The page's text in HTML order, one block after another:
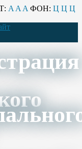
A A A ФОН: Ц Ц Ц